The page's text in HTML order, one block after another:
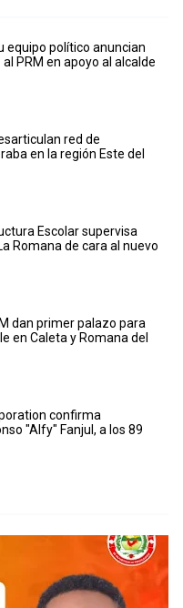
equipo político anuncian
PRM en apoyo al alcalde
red de
en la región Este del
Escolar supervisa
Romana de cara al nuevo
dan primer palazo para
en Caleta y Romana del
confirma
"Alfy" Fanjul, a los 89